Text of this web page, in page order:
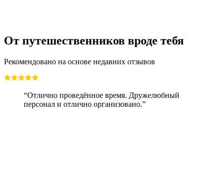
От путешественников вроде тебя
Рекомендовано на основе недавних отзывов
“Отлично проведённое время. Дружелюбный
персонал и отлично организовано.”